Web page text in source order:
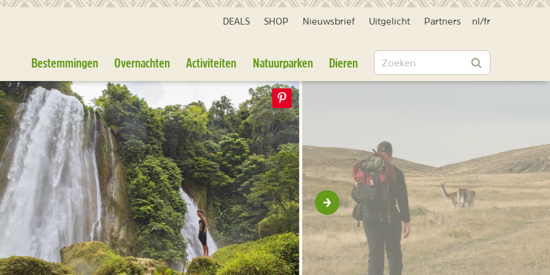
DEALS SHOP Nieuwsbrief Uitgelicht Partners nl /fr
Bestemmingen Overnachten Activiteiten Natuurparken Dieren Zoeken
Zoeken
Volgende